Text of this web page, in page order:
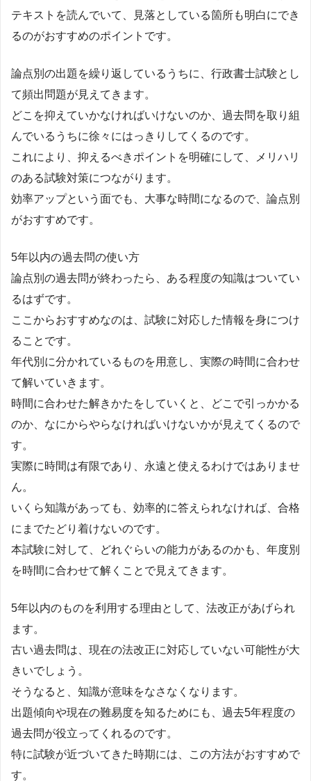
テキストを読んでいて、見落としている箇所も明白にでき
るのがおすすめのポイントです。
論点別の出題を繰り返しているうちに、行政書士試験とし
て頻出問題が見えてきます。
どこを抑えていかなければいけないのか、過去問を取り組
んでいるうちに徐々にはっきりしてくるのです。
これにより、抑えるべきポイントを明確にして、メリハリ
のある試験対策につながります。
効率アップという面でも、大事な時間になるので、論点別
がおすすめです。
5年以内の過去問の使い方
論点別の過去問が終わったら、ある程度の知識はついてい
るはずです。
ここからおすすめなのは、試験に対応した情報を身につけ
ることです。
年代別に分かれているものを用意し、実際の時間に合わせ
て解いていきます。
時間に合わせた解きかたをしていくと、どこで引っかかる
のか、なにからやらなければいけないかが見えてくるので
す。
実際に時間は有限であり、永遠と使えるわけではありませ
ん。
いくら知識があっても、効率的に答えられなければ、合格
にまでたどり着けないのです。
本試験に対して、どれぐらいの能力があるのかも、年度別
を時間に合わせて解くことで見えてきます。
5年以内のものを利用する理由として、法改正があげられ
ます。
古い過去問は、現在の法改正に対応していない可能性が大
きいでしょう。
そうなると、知識が意味をなさなくなります。
出題傾向や現在の難易度を知るためにも、過去5年程度の
過去問が役立ってくれるのです。
特に試験が近づいてきた時期には、この方法がおすすめで
す。